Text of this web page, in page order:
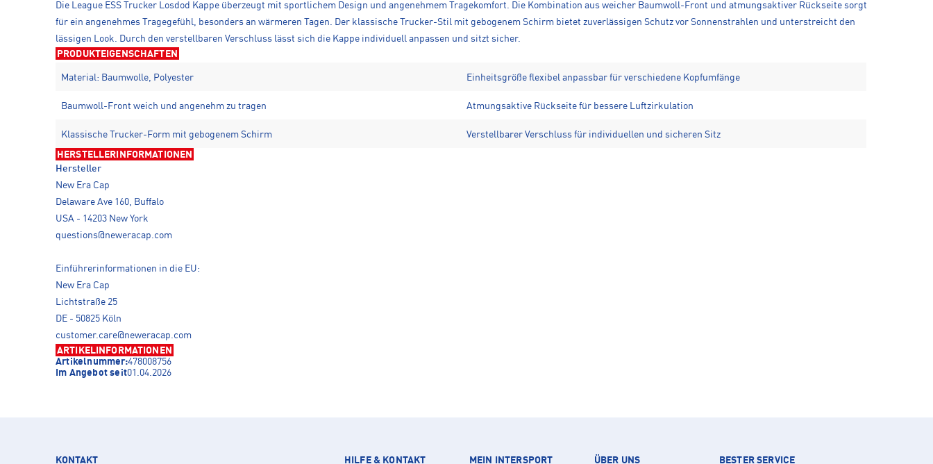
Die League ESS Trucker Losdod Kappe überzeugt mit sportlichem Design und angenehmem Tragekomfort. Die Kombination aus weicher Baumwoll-Front und atmungsaktiver Rückseite sorgt
für ein angenehmes Tragegefühl, besonders an wärmeren Tagen. Der klassische Trucker-Stil mit gebogenem Schirm bietet zuverlässigen Schutz vor Sonnenstrahlen und unterstreicht den
lässigen Look. Durch den verstellbaren Verschluss lässt sich die Kappe individuell anpassen und sitzt sicher.
PRODUKTEIGENSCHAFTEN
Material: Baumwolle, Polyester Einheitsgröße flexibel anpassbar für verschiedene Kopfumfänge
Baumwoll-Front weich und angenehm zu tragen Atmungsaktive Rückseite für bessere Luftzirkulation
Klassische Trucker-Form mit gebogenem Schirm Verstellbarer Verschluss für individuellen und sicheren Sitz
HERSTELLERINFORMATIONEN
Hersteller
New Era Cap
Delaware Ave 160, Buffalo
USA - 14203 New York
questions@neweracap.com
Einführerinformationen in die EU:
New Era Cap
Lichtstraße 25
DE - 50825 Köln
customer.care@neweracap.com
ARTIKELINFORMATIONEN
Artikelnummer:478008756
Im Angebot seit01.04.2026
KONTAKT HILFE & KONTAKT MEIN INTERSPORT ÜBER UNS BESTER SERVICE